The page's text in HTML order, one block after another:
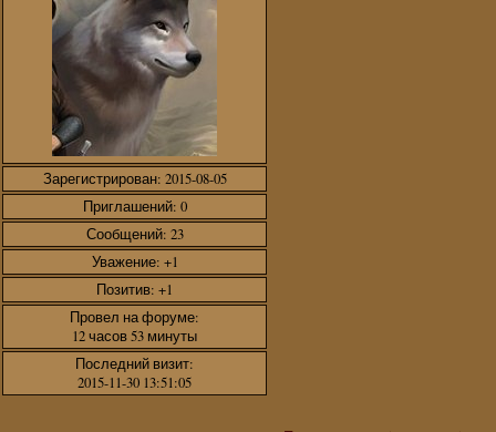
Зарегистрирован: 2015-08-05
Приглашений: 0
Сообщений: 23
Уважение: +1
Позитив: +1
Провел на форуме:
12 часов 53 минуты
Последний визит:
2015-11-30 13:51:05